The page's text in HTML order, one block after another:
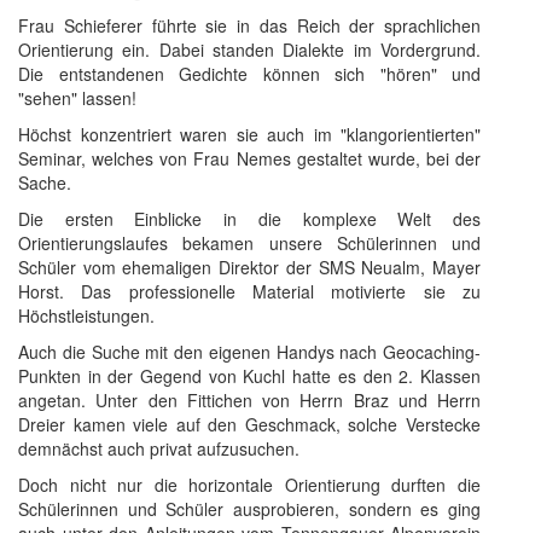
Frau Schieferer führte sie in das Reich der sprachlichen
Orientierung ein. Dabei standen Dialekte im Vordergrund.
Die entstandenen Gedichte können sich "hören" und
"sehen" lassen!
Höchst konzentriert waren sie auch im "klangorientierten"
Seminar, welches von Frau Nemes gestaltet wurde, bei der
Sache.
Die ersten Einblicke in die komplexe Welt des
Orientierungslaufes bekamen unsere Schülerinnen und
Schüler vom ehemaligen Direktor der SMS Neualm, Mayer
Horst. Das professionelle Material motivierte sie zu
Höchstleistungen.
Auch die Suche mit den eigenen Handys nach Geocaching-
Punkten in der Gegend von Kuchl hatte es den 2. Klassen
angetan. Unter den Fittichen von Herrn Braz und Herrn
Dreier kamen viele auf den Geschmack, solche Verstecke
demnächst auch privat aufzusuchen.
Doch nicht nur die horizontale Orientierung durften die
Schülerinnen und Schüler ausprobieren, sondern es ging